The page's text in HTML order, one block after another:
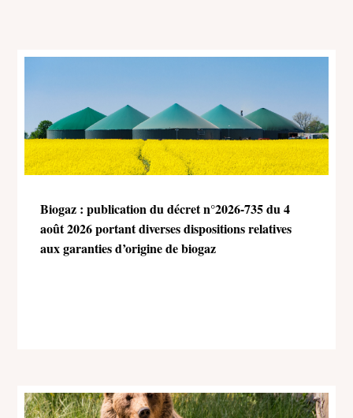
Biogaz : publication du décret n°2026-735 du 4
août 2026 portant diverses dispositions relatives
aux garanties d’origine de biogaz